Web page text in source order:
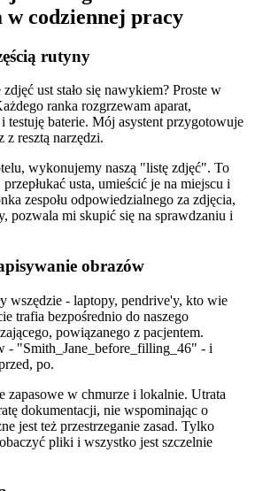
w codziennej pracy
rutyny
ust stało się nawykiem? Proste w
ranka rozgrzewam aparat,
testuję baterie. Mój asystent przygotowuje
z resztą narzędzi.
wykonujemy naszą "listę zdjęć". To
usta, umieścić je na miejscu i
zespołu odpowiedzialnego za zdjęcia,
pozwala mi skupić się na sprawdzaniu i
obrazów
wszędzie - laptopy, pendrive'y, kto wie
trafia bezpośrednio do naszego
powiązanego z pacjentem.
- "Smith_Jane_before_filling_46" - i
po.
zapasowe w chmurze i lokalnie. Utrata
dokumentacji, nie wspominając o
jest też przestrzeganie zasad. Tylko
pliki i wszystko jest szczelnie